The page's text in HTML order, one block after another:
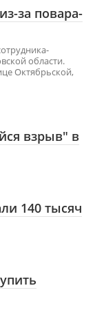
за повара-
области.
Октябрьской,
взрыв" в
140 тысяч